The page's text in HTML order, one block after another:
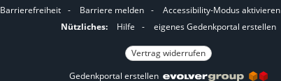
Barrierefreiheit - Barriere melden -
I
m
c
c
Accessibility-Modus aktivieren
Nützliches:
Hilfe - eigenes Gedenkportal erstellen
Vertrag widerrufen
Gedenkportal erstellen